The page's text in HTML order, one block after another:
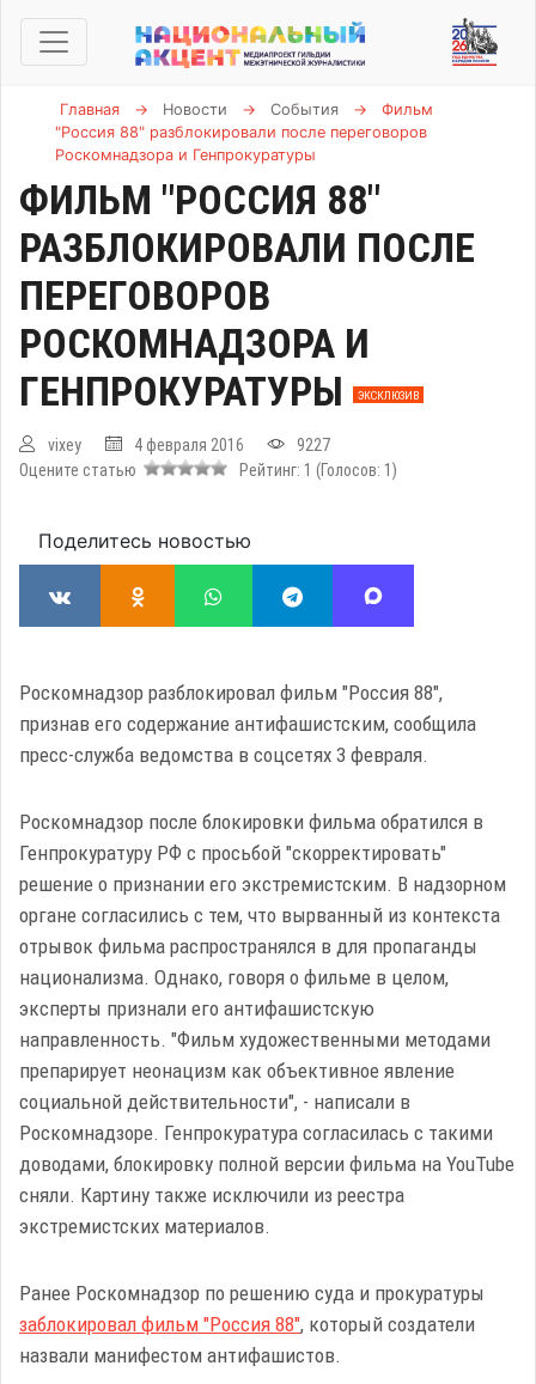
Главная → Новости → События →
Фильм
"Россия 88" разблокировали после переговоров
Роскомнадзора и Генпрокуратуры
ФИЛЬМ "РОССИЯ 88"
РАЗБЛОКИРОВАЛИ ПОСЛЕ
ПЕРЕГОВОРОВ
РОСКОМНАДЗОРА И
ГЕНПРОКУРАТУРЫ
ЭКСКЛЮЗИВ
vixey 4 февраля 2016
9227
Оцените статью
Рейтинг: 1 (Голосов: 1 )
Поделитесь новостью
Роскомнадзор разблокировал фильм "Россия 88",
признав его содержание антифашистским, сообщила
пресс-служба ведомства в соцсетях 3 февраля.
Роскомнадзор после блокировки фильма обратился в
Генпрокуратуру РФ с просьбой "скорректировать"
решение о признании его экстремистским. В надзорном
органе согласились с тем, что вырванный из контекста
отрывок фильма распространялся в для пропаганды
национализма. Однако, говоря о фильме в целом,
эксперты признали его антифашистскую
направленность. "Фильм художественными методами
препарирует неонацизм как объективное явление
социальной действительности", - написали в
Роскомнадзоре. Генпрокуратура согласилась с такими
доводами, блокировку полной версии фильма на YouTube
сняли. Картину также исключили из реестра
экстремистских материалов.
Ранее Роскомнадзор по решению суда и прокуратуры
заблокировал фильм "Россия 88", который создатели
назвали манифестом антифашистов.